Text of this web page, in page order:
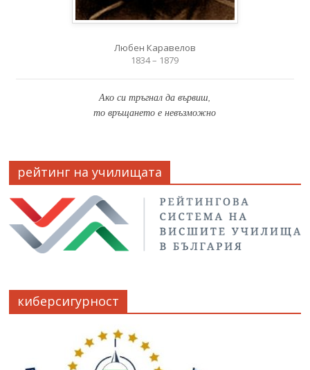
Любен Каравелов
1834 – 1879
Ако си тръгнал да вървиш,
то връщането е невъзможно
рейтинг на училищата
киберсигурност